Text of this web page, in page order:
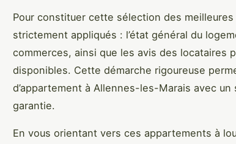
Pour constituer cette sélection des
strictement appliqués : l’état général du
commerces, ainsi que les avis des locataires
disponibles. Cette démarche rigoureuse
d’appartement à Allennes-les-Marais avec
garantie.
En vous orientant vers ces appartements à